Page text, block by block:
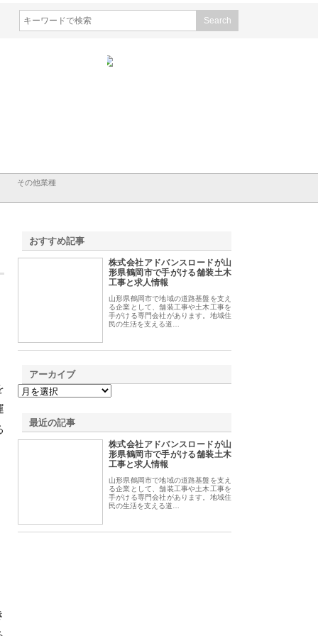
その他業種
おすすめ記事
株式会社アドバンスロードが山
形県鶴岡市で手がける舗装土木
工事と求人情報
山形県鶴岡市で地域の道路基盤を支え
る企業として、舗装工事や土木工事を
手がける専門会社があります。地域住
民の生活を支える道…
アーカイブ
最近の記事
株式会社アドバンスロードが山
形県鶴岡市で手がける舗装土木
工事と求人情報
山形県鶴岡市で地域の道路基盤を支え
る企業として、舗装工事や土木工事を
手がける専門会社があります。地域住
民の生活を支える道…